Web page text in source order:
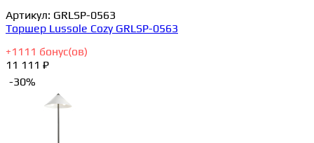
Артикул: GRLSP-0563
Торшер Lussole Cozy GRLSP-0563
+1111 бонус(ов)
11 111 ₽
-30%